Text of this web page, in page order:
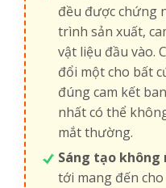
đều được chứng
trình sản xuất,
vật liệu đầu vào.
đổi một cho bất
đúng cam kết
nhất có thể
mắt thường.
Sáng tạo không
tới mang đến